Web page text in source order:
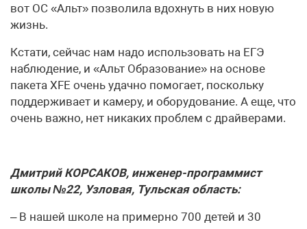
вот ОС «Альт» позволила вдохнуть в них новую
жизнь.
Кстати, сейчас нам надо использовать на ЕГЭ
наблюдение, и «Альт Образование» на основе
пакета XFE очень удачно помогает, поскольку
поддерживает и камеру, и оборудование. А еще, что
очень важно, нет никаких проблем с драйверами.
Дмитрий КОРСАКОВ, инженер-программист
школы №22, Узловая, Тульская область:
– В нашей школе на примерно 700 детей и 30